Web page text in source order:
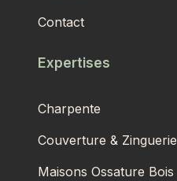
Contact
Expertises
Charpente
Couverture & Zinguerie
Maisons Ossature Bois